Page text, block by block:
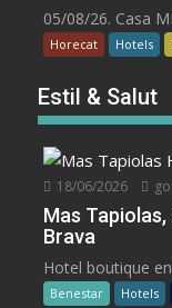
05/08/26. Casa
Horecat Hotels
Estil & Salut
18/06/2026
Mas
Brava
Hotel boutique
Benestar Hotels